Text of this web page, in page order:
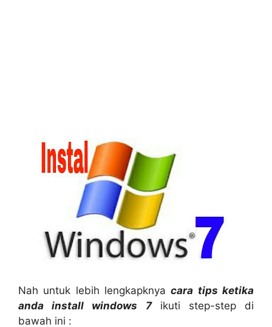
Nah untuk lebih lengkapknyacara tips ketika
anda install windows 7ikuti step-step di
bawah ini :